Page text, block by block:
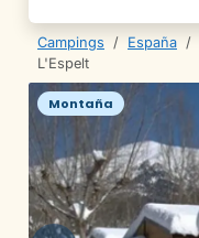
Campings / España /
L'Espelt
Montaña